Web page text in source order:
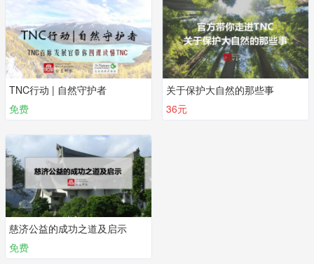
TNC行动 | 自然守护者
免费
关于保护大自然的那些事
36元
慈济公益的成功之道及启示
免费